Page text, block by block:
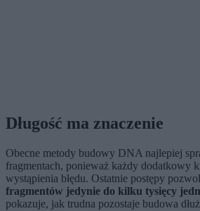
Długość ma znaczenie
Obecne metody budowy DNA najlepiej
fragmentach, ponieważ każdy dodatkowy
wystąpienia błędu. Ostatnie postępy
fragmentów jedynie do kilku tysięcy
pokazuje, jak trudna pozostaje budowa